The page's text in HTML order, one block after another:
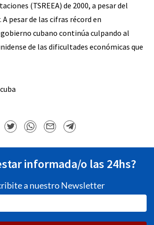
(TSREEA) de 2000, a pesar del
pesar de las cifras récord en
cubano continúa culpando al
de las dificultades económicas que
informada/o las 24hs?
a nuestro Newsletter